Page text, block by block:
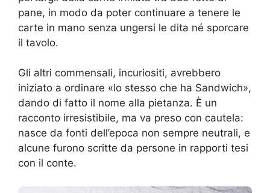
pane, in modo da poter continuare a tenere le
carte in mano senza ungersi le dita né sporcare
il tavolo.
Gli altri commensali, incuriositi, avrebbero
iniziato a ordinare «lo stesso che ha Sandwich»,
dando di fatto il nome alla pietanza. È un
racconto irresistibile, ma va preso con cautela:
nasce da fonti dell’epoca non sempre neutrali, e
alcune furono scritte da persone in rapporti tesi
con il conte.